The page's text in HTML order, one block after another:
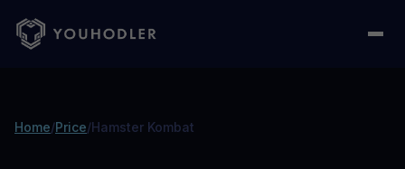
Home/Price/Hamster Kombat